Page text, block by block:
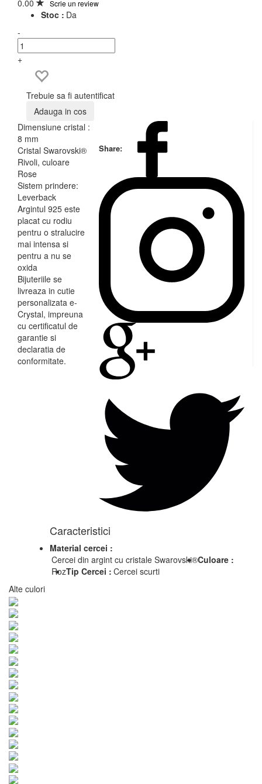
0.00 Scrie un review
Stoc : Da
-
+
Trebuie sa fi autentificat
Adauga in cos
Share:
Dimensiune cristal :
8 mm
Cristal Swarovski®
Rivoli, culoare
Rose
Sistem prindere:
Leverback
Argintul 925 este
placat cu rodiu
pentru o stralucire
mai intensa si
pentru a nu se
oxida
Bijuteriile se
livreaza in cutie
personalizata e-
Crystal, impreuna
cu certificatul de
garantie si
declaratia de
conformitate.
Caracteristici
Material cercei :
Cercei din argint cu cristale Swarovski®Culoare :
RozTip Cercei : Cercei scurti
Alte culori